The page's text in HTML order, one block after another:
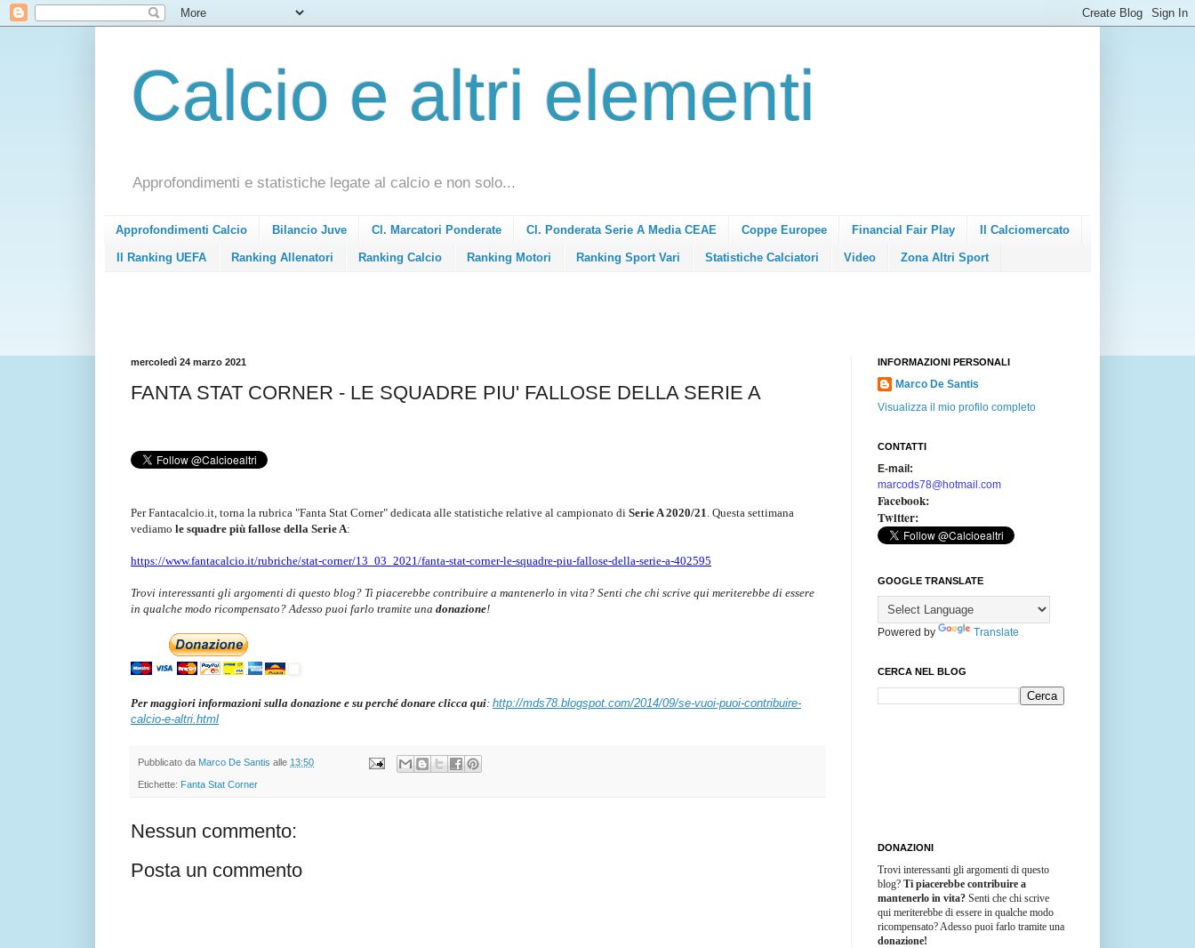
Calcio e altri elementi
Approfondimenti e statistiche legate al calcio e non solo...
Approfondimenti Calcio Bilancio Juve Cl. Marcatori Ponderate Cl. Ponderata Serie A Media CEAE Coppe Europee Financial Fair Play Il Calciomercato
Il Ranking UEFA Ranking Allenatori Ranking Calcio Ranking Motori Ranking Sport Vari Statistiche Calciatori Video Zona Altri Sport
mercoledì 24 marzo 2021
FANTA STAT CORNER - LE SQUADRE PIU' FALLOSE DELLA SERIE A
Per Fantacalcio.it, torna la rubrica "Fanta Stat Corner" dedicata alle statistiche relative al campionato di Serie A 2020/21. Questa settimana
vediamo le squadre più fallose della Serie A:
https://www.fantacalcio.it/rubriche/stat-corner/13_03_2021/fanta-stat-corner-le-squadre-piu-fallose-della-serie-a-402595
Trovi interessanti gli argomenti di questo blog? Ti piacerebbe contribuire a mantenerlo in vita? Senti che chi scrive qui meriterebbe di essere
in qualche modo ricompensato? Adesso puoi farlo tramite una donazione!
Per maggiori informazioni sulla donazione e su perché donare clicca qui: http://mds78.blogspot.com/2014/09/se-vuoi-puoi-contribuire-
calcio-e-altri.html
Pubblicato da Marco De Santis alle 13:50
Etichette: Fanta Stat Corner
Nessun commento:
Posta un commento
INFORMAZIONI PERSONALI
Marco De Santis
Visualizza il mio profilo completo
CONTATTI
E-mail:
marcods78@hotmail.com
Facebook:
Twitter:
GOOGLE TRANSLATE
Powered by Translate
CERCA NEL BLOG
DONAZIONI
Trovi interessanti gli argomenti di questo
blog? Ti piacerebbe contribuire a
mantenerlo in vita? Senti che chi scrive
qui meriterebbe di essere in qualche modo
ricompensato? Adesso puoi farlo tramite una
donazione!